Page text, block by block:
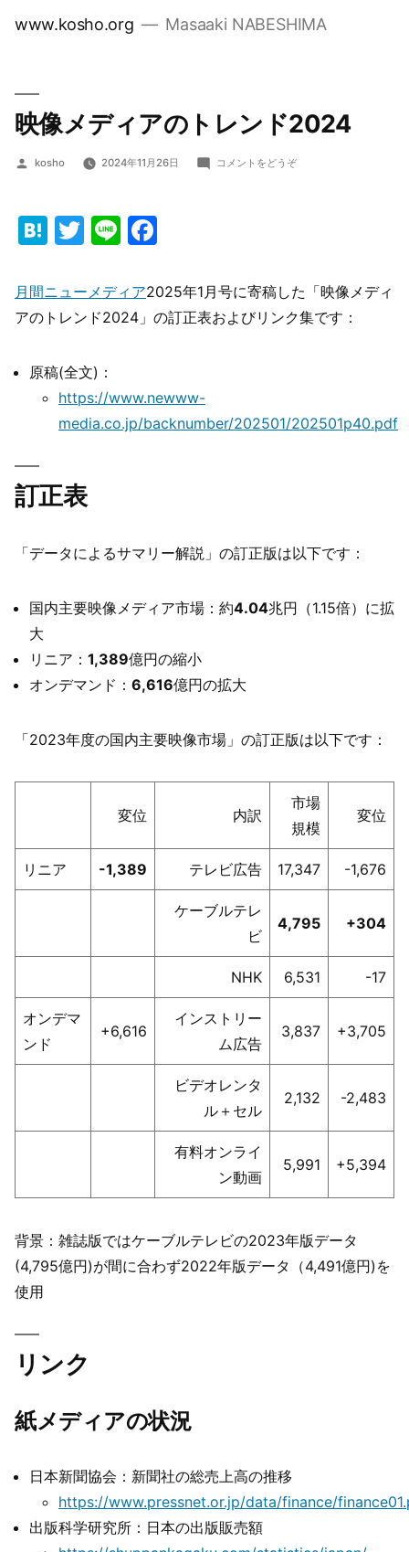
www.kosho.org Masaaki NABESHIMA
映像メディアのトレンド2024
投
kosho 2024年11月26日 コメントをどうぞ(映
ト
レ
ン
Hatena
Twitter
Line
月間ニューメディア2025年1月号に寄稿した「映像メディ
アのトレンド2024」の訂正表およびリンク集です：
原稿(全文)：
https://www.newww-
media.co.jp/backnumber/202501/202501p40.pdf
訂正表
「データによるサマリー解説」の訂正版は以下です：
国内主要映像メディア市場：約4.04兆円（1.15倍）に拡
大
リニア： 1,389億円の縮小
オンデマンド： 6,616億円の拡大
「2023年度の国内主要映像市場」の訂正版は以下です：
変位 内訳
市場
規模
変位
リニア -1,389 テレビ広告 17,347 -1,676
ケーブルテレ
ビ
4,795 +304
NHK 6,531 -17
オンデマ
ンド
+6,616
インストリー
ム広告
3,837 +3,705
ビデオレンタ
ル＋セル
2,132 -2,483
有料オンライ
ン動画
5,991 +5,394
背景：雑誌版ではケーブルテレビの2023年版データ
(4,795億円)が間に合わず2022年版データ（4,491億円)を
使用
リンク
紙メディアの状況
日本新聞協会：新聞社の総売上高の推移
https://www.pressnet.or.jp/data/finance/
出版科学研究所：日本の出版販売額